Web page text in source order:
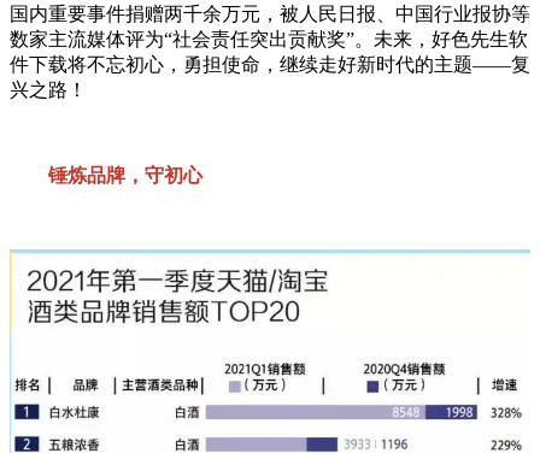
国内重要事件捐赠两千余万元，被人民日报、中国行业报协等
数家主流媒体评为“社会责任突出贡献奖”。未来，好色先生软
件下载将不忘初心，勇担使命，继续走好新时代的主题——复
兴之路！
锤炼品牌，守初心